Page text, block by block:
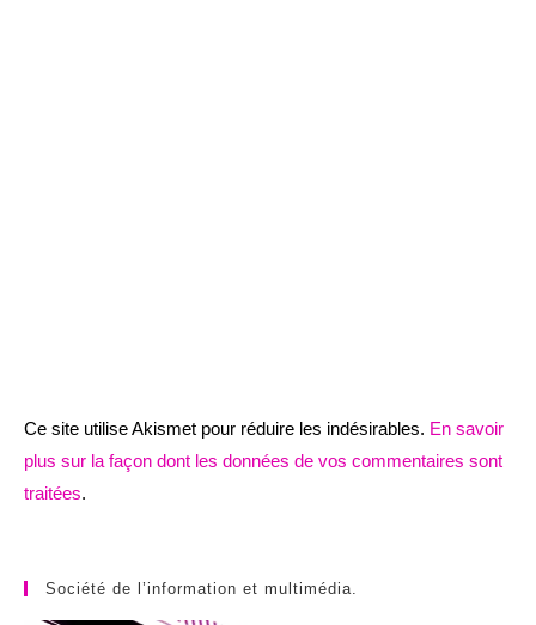
Ce site utilise Akismet pour réduire les indésirables. En savoir
plus sur la façon dont les données de vos commentaires sont
traitées.
Société de l’information et multimédia.